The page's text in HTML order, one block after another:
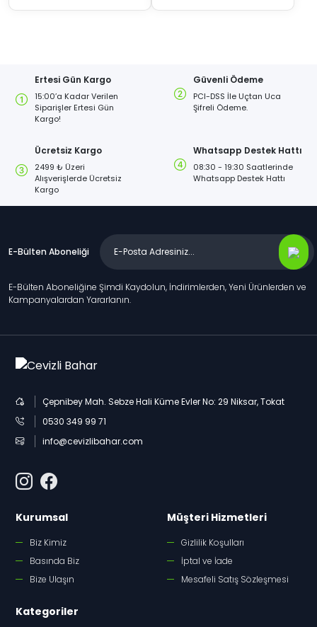
Ertesi Gün Kargo
15:00’a Kadar Verilen
Siparişler Ertesi Gün
Kargo!
Güvenli Ödeme
PCI-DSS İle Uçtan Uca
Şifreli Ödeme.
Ücretsiz Kargo
2499 ₺ Üzeri
Alışverişlerde Ücretsiz
Kargo
Whatsapp Destek Hattı
08:30 - 19:30 Saatlerinde
Whatsapp Destek Hattı
E-Bülten Aboneliği
E-Bülten Aboneliğine Şimdi Kaydolun, İndirimlerden, Yeni Ürünlerden ve
Kampanyalardan Yararlanın.
Çepnibey Mah. Sebze Hali Küme Evler No: 29 Niksar, Tokat
0530 349 99 71
info@cevizlibahar.com
Kurumsal
Biz Kimiz
Basında Biz
Bize Ulaşın
Müşteri Hizmetleri
Gizlilik Koşulları
İptal ve İade
Mesafeli Satış Sözleşmesi
Kategoriler